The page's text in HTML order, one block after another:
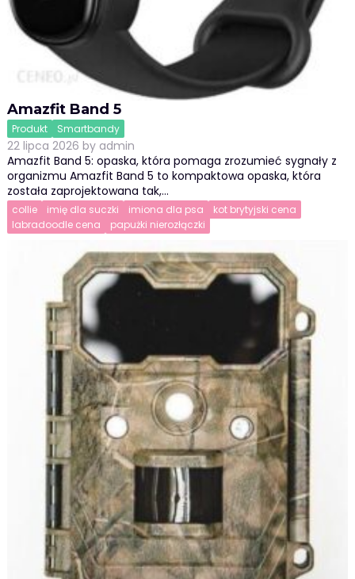
Amazfit Band 5
Produkt Smartbandy
22 lipca 2026 by admin
Amazfit Band 5: opaska, która pomaga zrozumieć sygnały z
organizmu Amazfit Band 5 to kompaktowa opaska, która
została zaprojektowana tak,…
collie imię dla suczki imiona dla psa
kot brytyjski cena
labradoodle cena
papużki nierozłączki